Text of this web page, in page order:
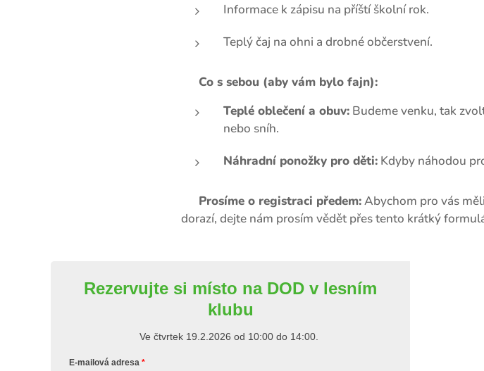
Informace k zápisu na příští školní rok.
Teplý čaj na ohni a drobné občerstvení.
Co s sebou (aby vám bylo fajn):
Teplé oblečení a obuv: Budeme venku, tak
nebo sníh.
Náhradní ponožky pro děti: Kdyby náhodou
Prosíme o registraci předem:Abychom pro vás
dorazí, dejte nám prosím vědět přes tento krátký
Rezervujte si místo na DOD v lesním
klubu
Ve čtvrtek 19.2.2026 od 10:00 do 14:00.
E-mailová adresa